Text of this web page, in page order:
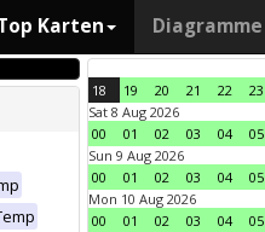
Karten Diagramme
18 19 20 21 22 23
Sat 8 Aug 2026
00
01 02 03 04 05
Sun 9 Aug 2026
00
01 02 03 04 05
Mon 10 Aug 2026
00
01 02 03 04 05